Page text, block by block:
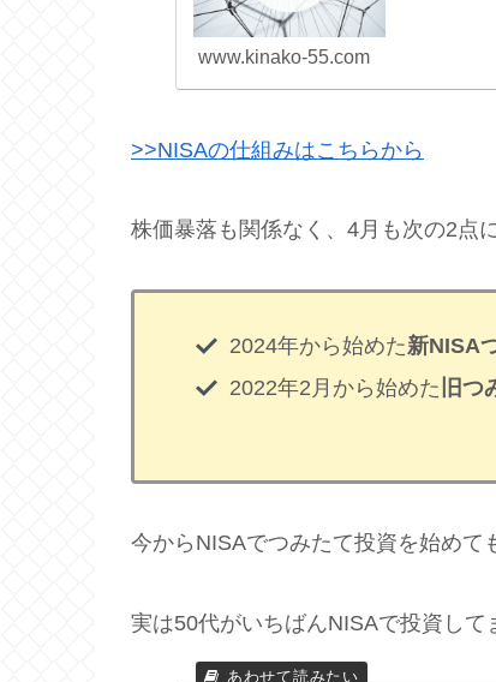
www.kinako-55.com
>>NISAの仕組みはこちらから
株価暴落も関係なく、4月も次の2点
2024年から始めた新NISA
2022年2月から始めた 旧
今からNISAでつみたて投資を始めて
実は50代がいちばんNISAで投資して